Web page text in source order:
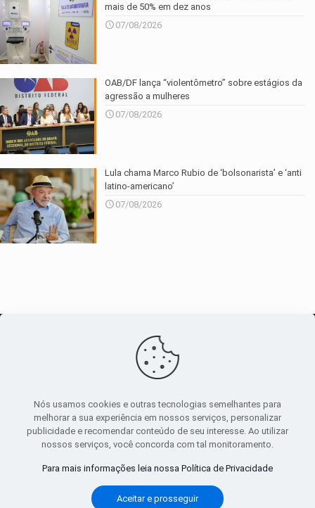
mais de 50% em dez anos
07/08/2026
OAB/DF lança “violentômetro” sobre estágios da
agressão a mulheres
07/08/2026
Lula chama Marco Rubio de ‘bolsonarista’ e ‘anti
latino-americano’
07/08/2026
canal de notícias
Sobre|Política Privacidade|Termos de uso
Nós usamos cookies e outras tecnologias semelhantes para
melhorar a sua experiência em nossos serviços, personalizar
publicidade e recomendar conteúdo de seu interesse. Ao utilizar
nossos serviços, você concorda com tal monitoramento.
Para mais informações leia nossa Política de Privacidade
Aceitar e prosseguir